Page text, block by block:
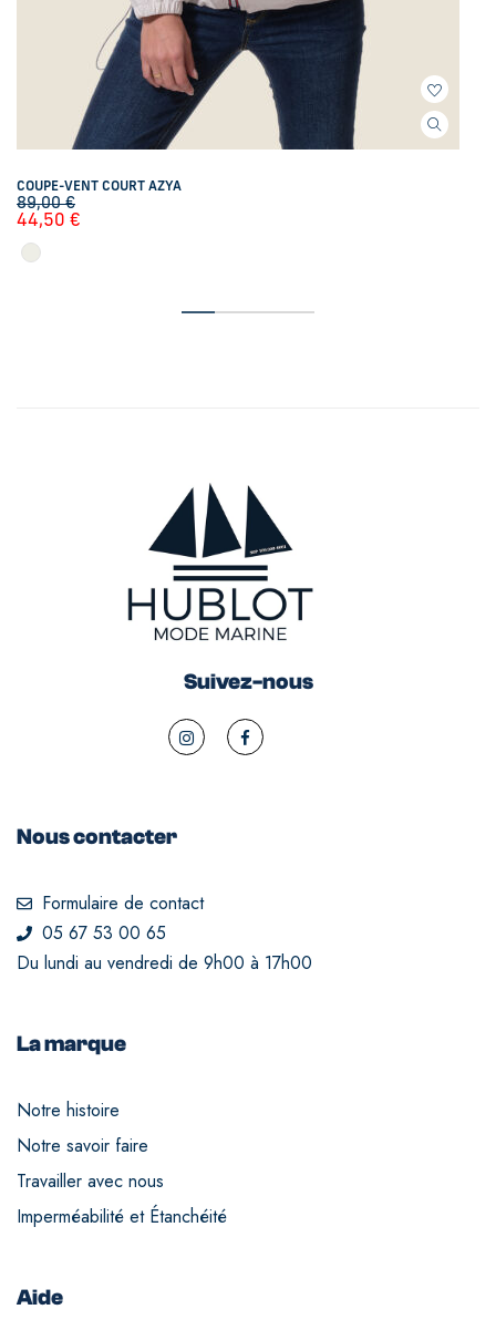
COUPE-VENT COURT AZYA
89,00€
44,50 €
Suivez-nous
Nous contacter
Formulaire de contact
05 67 53 00 65
Du lundi au vendredi de 9h00 à 17h00
La marque
Notre histoire
Notre savoir faire
Travailler avec nous
Imperméabilité et Étanchéité
Aide